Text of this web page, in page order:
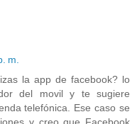
m.
la app de facebook? lo
del movil y te sugiere
telefónica. Ese caso se
y creo que Facebook